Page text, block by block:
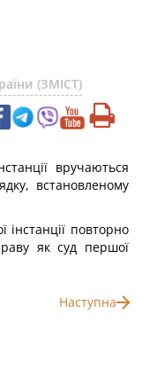
(ЗМІСТ)
вручаються
встановленому
інстанції повторно
як суд першої
Наступна